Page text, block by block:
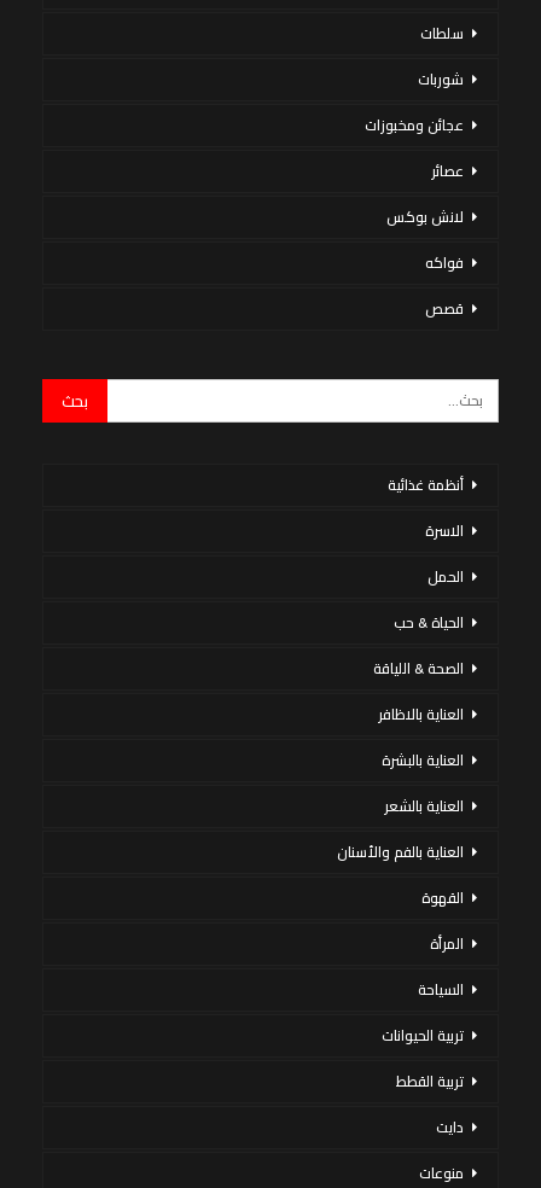
سلطات
شوربات
عجائن ومخبوزات
عصائر
لانش بوكس
فواكه
قصص
أنظمة غذائية
الاسرة
الحمل
الحياة & حب
الصحة & اللياقة
العناية بالاظافر
العناية بالبشرة
العناية بالشعر
العناية بالفم والأسنان
القهوة
المرأة
السياحة
تربية الحيوانات
تربية القطط
دايت
منوعات